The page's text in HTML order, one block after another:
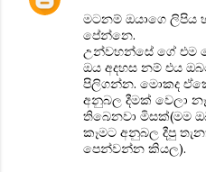
මටනම් ඔයාගෙ ලිපිය
පේන්නෙ.
උන්වහන්සේ ගේ එම
ඔය අදහස නම් එය
පිලිගන්න. මොකද
අනුබල දීමක් වෙලා
තිබෙනවා මිසක්(මම
කෑමට අනුබල දීපු
පෙන්වන්න කියල).